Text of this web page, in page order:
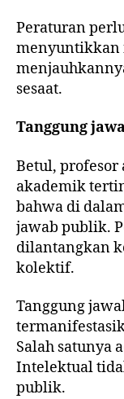
Peraturan
menyuntikkan
sesaat.
Tanggung
Betul, profesor
akademik
bahwa di
jawab publik.
dilantangkan
kolektif.
Tanggung
Salah satunya
Intelektual
publik.